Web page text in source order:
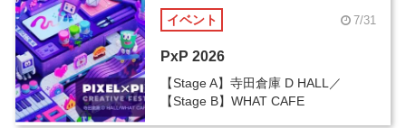
イベント 7/31
PxP 2026
【Stage A】寺田倉庫 D HALL／
【Stage B】WHAT CAFE